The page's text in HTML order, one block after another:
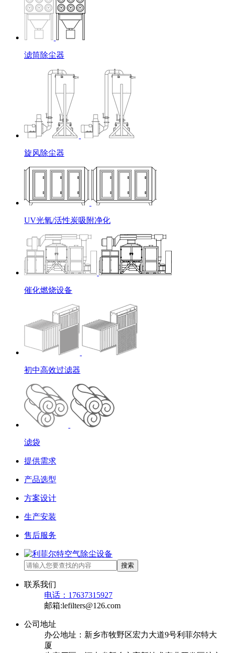
滤筒除尘器
旋风除尘器
UV光氧/活性炭吸附净化
催化燃烧设备
初中高效过滤器
滤袋
提供需求
产品选型
方案设计
生产安装
售后服务
搜索
联系我们
电话：17637315927
邮箱:lefilters@126.com
公司地址
办公地址：新乡市牧野区宏力大道9号利菲尔特大
厦